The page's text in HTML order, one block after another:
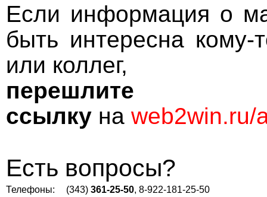
Если информация о
быть интересна
или коллег,
ссылку на web2win.ru/
Есть вопросы?
Телефоны: (343) 361-25-50, 8-922-181-25-50